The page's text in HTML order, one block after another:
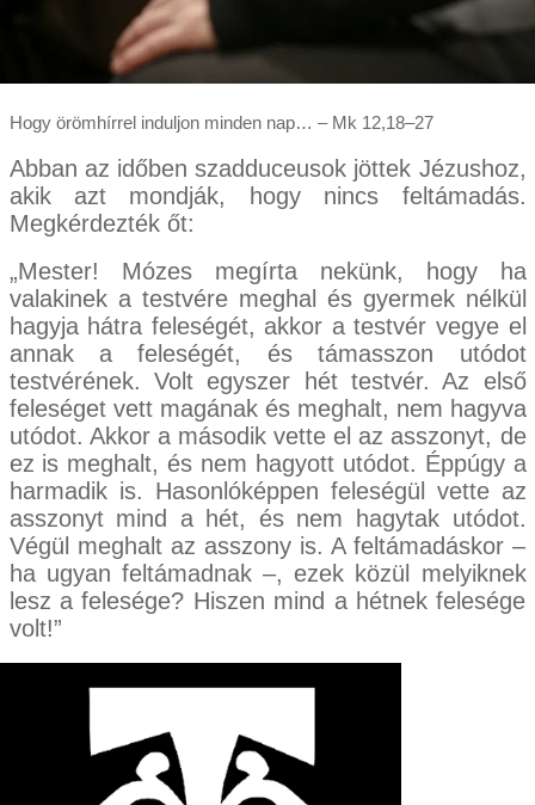
Hogy örömhírrel induljon minden nap… – Mk 12,18–27
Abban az időben szadduceusok jöttek Jézushoz,
akik azt mondják, hogy nincs feltámadás.
Megkérdezték őt:
„Mester! Mózes megírta nekünk, hogy ha
valakinek a testvére meghal és gyermek nélkül
hagyja hátra feleségét, akkor a testvér vegye el
annak a feleségét, és támasszon utódot
testvérének. Volt egyszer hét testvér. Az első
feleséget vett magának és meghalt, nem hagyva
utódot. Akkor a második vette el az asszonyt, de
ez is meghalt, és nem hagyott utódot. Éppúgy a
harmadik is. Hasonlóképpen feleségül vette az
asszonyt mind a hét, és nem hagytak utódot.
Végül meghalt az asszony is. A feltámadáskor –
ha ugyan feltámadnak –, ezek közül melyiknek
lesz a felesége? Hiszen mind a hétnek felesége
volt!”